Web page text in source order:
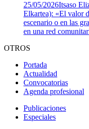
25/05/2026Itsaso
Elkartea): «El valor
escenario o en las
en una red
OTROS
Portada
Actualidad
Convocatorias
Agenda profesional
Publicaciones
Especiales